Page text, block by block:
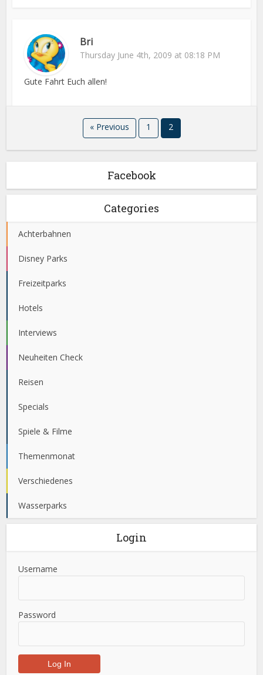
Bri
Thursday June 4th, 2009 at 08:18 PM
Gute Fahrt Euch allen!
« Previous 1 2
Facebook
Categories
Achterbahnen
Disney Parks
Freizeitparks
Hotels
Interviews
Neuheiten Check
Reisen
Specials
Spiele & Filme
Themenmonat
Verschiedenes
Wasserparks
Login
Username
Password